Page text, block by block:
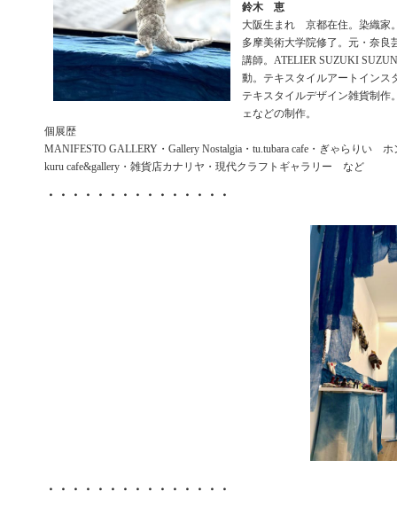
鈴木 恵
大阪生まれ 京都在住。染織家
多摩美術大学院修了。元・奈良
講師。ATELIER SUZUKI
動。テキスタイルアートイン
テキスタイルデザイン雑貨制作
ェなどの制作。
個展歴
MANIFESTO GALLERY・Gallery Nostalgia・tu.tubara cafe・ぎゃらりい ホ
kuru cafe&gallery・雑貨店カナリヤ・現代クラフトギャラリー など
・・・・・・・・・・・・・・・
・・・・・・・・・・・・・・・